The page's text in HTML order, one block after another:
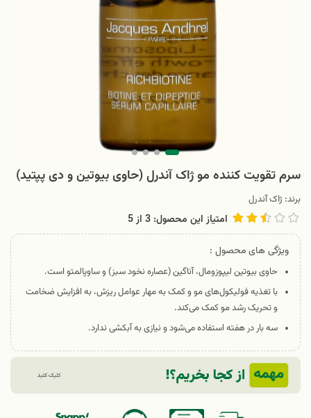
سرم تقویت کننده مو ژاک آندرل (حاوی بیوتین و دی پپتید)
برند: ژاک آندرل
امتیاز این محصول: 3 از5
ویژگی های محصول :
حاوی بیوتین لیپوزومال، آناگین (عصاره نخود سبز) و ساوپالمتو است.
با تغذیه فولیکول‌های مو و کمک به مهار عوامل ریزش، به افزایش ضخامت
و تحریک رشد مو کمک می‌کند.
سه بار در هفته استفاده می‌شود و نیازی به آبکشی ندارد.